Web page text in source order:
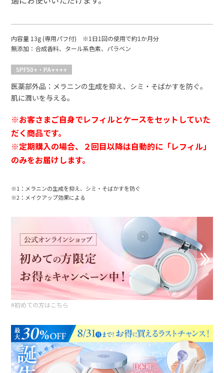
内容量 13g (専用パフ付) ※1日1回の使用で約1か月分
無添加：合成香料、タール系色素、パラベン
SPF50+・PA++++
医薬部外品：メラニンの生成を抑え、シミ・そばかすを防ぐ。
肌に潤いを与える。
※お客さまご自身でレフィルとケースをセットしていた
だく商品です。
※定期購入の場合、２回目以降は自動的に「レフィル」
のみをお届けします。
※1：メラニンの生成を抑え、シミ・そばかすを防ぐ
※2：メイクアップ効果による
#初めての方はこちら